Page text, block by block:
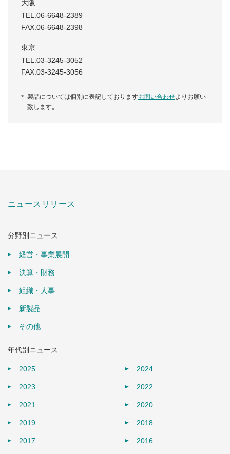
大阪
TEL.06-6648-2389
FAX.06-6648-2398
東京
TEL.03-3245-3052
FAX.03-3245-3056
製品については個別に表記しておりますお問い合わせよりお願い
致します。
ニュースリリース
分野別ニュース
経営・事業展開
決算・財務
組織・人事
新製品
その他
年代別ニュース
2025 2024
2023 2022
2021 2020
2019 2018
2017 2016